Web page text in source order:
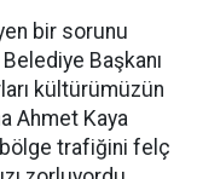
bir sorunu
Başkanı
kültürümüzün
Ahmet Kaya
bölge trafiğini felç